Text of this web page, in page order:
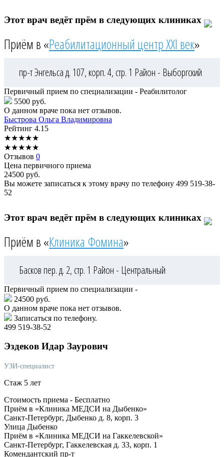
Этот врач ведёт прём в следующих клиниках
Приём в «Реабилитационный центр XXI век»
пр-т Энгельса д. 107, корп. 4, стр. 1 Район - Выборгский
Первичный прием по специализации - Реабилитолог
5500 руб.
О данном враче пока нет отзывов.
Быстрова Ольга Владимировна
Рейтинг 4.15
★★★★★
★★★★★
Отзывов 0
Цена первичного приема
24500 руб.
Вы можете записаться к этому врачу по телефону 499 519-38-
52
Этот врач ведёт прём в следующих клиниках
Приём в «Клиника Фомина»
Басков пер. д. 2, стр. 1 Район - Центральный
Первичный прием по специализации -
24500 руб.
О данном враче пока нет отзывов.
Записаться по телефону.
499 519-38-52
Эздеков Идар Заурович
УЗИ-специалист
Стаж 5 лет
Стоимость приема - Бесплатно
Приём в «Клиника МЕДСИ на Дыбенко»
Санкт-Петербург, Дыбенко д. 8, корп. 3
Улица Дыбенко
Приём в «Клиника МЕДСИ на Гаккелевской»
Санкт-Петербург, Гаккелевская д. 33, корп. 1
Комендантский пр-т